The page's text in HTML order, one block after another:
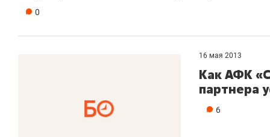
0
16 мая 2013
Как АФК
партнера
6